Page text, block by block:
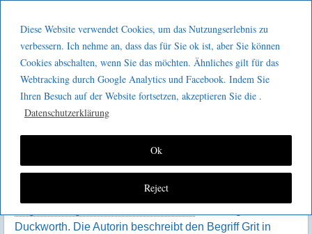
Diese Website verwendet Cookies, um das Nutzungserlebnis zu
verbessern. Ich nehme an, dass das für Sie ok ist, aber Sie können
Cookies abschalten, wenn Sie das möchten. Ähnliches gilt für das
Webtracking durch Google Analytics und Facebook. Indem Sie
Ihren Besuch auf der Website fortsetzen, akzeptieren Sie die .
Datenschutzerklärung
Reject
Ok
GeeMco :
Götz Müller
Consulting
KVP – eine Frage des Grit
D
er Gedanke zu diesem Artikel kam mir beim Hören
Grit – Die neue Formel zum Erfolg: Mit
Duckworth. Die Autorin beschreibt den Begriff Grit in